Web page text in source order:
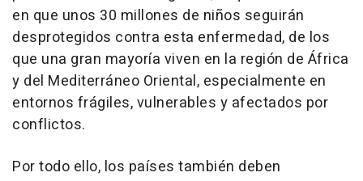
en que unos 30 millones de niños seguirán
desprotegidos contra esta enfermedad, de los
que una gran mayoría viven en la región de África
y del Mediterráneo Oriental, especialmente en
entornos frágiles, vulnerables y afectados por
conflictos.
Por todo ello, los países también deben